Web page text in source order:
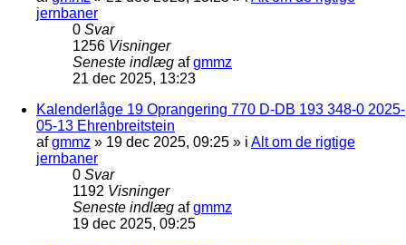
jernbaner
0 Svar
1256 Visninger
Seneste indlæg afgmmz
21 dec 2025, 13:23
Kalenderlåge 19 Oprangering 770 D-DB 193 348-0 2025-
05-13 Ehrenbreitstein
afgmmz » 19 dec 2025, 09:25 » i Alt om de rigtige
jernbaner
0 Svar
1192 Visninger
Seneste indlæg afgmmz
19 dec 2025, 09:25